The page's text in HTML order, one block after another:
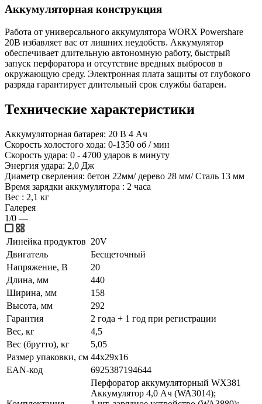
Аккумуляторная конструкция
Работа от универсального аккумулятора WORX Powershare
20В избавляет вас от лишних неудобств. Аккумулятор
обеспечивает длительную автономную работу, быстрый
запуск перфоратора и отсутствие вредных выбросов в
окружающую среду. Электронная плата защиты от глубокого
разряда гарантирует длительный срок службы батареи.
Технические характеристики
Аккумуляторная батарея: 20 В 4 Ач
Скорость холостого хода: 0-1350 об / мин
Скорость удара: 0 - 4700 ударов в минуту
Энергия удара: 2,0 Дж
Диаметр сверления: бетон 22мм/ дерево 28 мм/ Сталь 13 мм
Время зарядки аккумулятора : 2 часа
Вес : 2,1 кг
Галерея
1/0 —
Линейка продуктов 20V
Двигатель
Бесщеточный
Напряжение, В
20
Длина, мм
440
Ширина, мм
158
Высота, мм
292
Гарантия
2 года + 1 год при регистрации
Вес, кг
4,5
Вес (брутто), кг
5,05
Размер упаковки, см 44х29х16
EAN-код
6925387194644
Перфоратор аккумуляторный WX381
Аккумулятор 4,0 Ач (WA3014);